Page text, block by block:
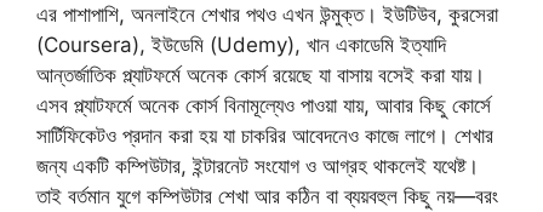
এর পাশাপাশি, অনলাইনে শেখার পথও এখন উন্মুক্ত। ইউটিউব, কুরসেরা
(Coursera), ইউডেমি (Udemy), খান একাডেমি ইত্যাদি
আন্তর্জাতিক প্ল্যাটফর্মে অনেক কোর্স রয়েছে যা বাসায় বসেই করা যায়।
এসব প্ল্যাটফর্মে অনেক কোর্স বিনামূল্যেও পাওয়া যায়, আবার কিছু কোর্সে
সার্টিফিকেটও প্রদান করা হয় যা চাকরির আবেদনেও কাজে লাগে। শেখার
জন্য একটি কম্পিউটার, ইন্টারনেট সংযোগ ও আগ্রহ থাকলেই যথেষ্ট।
তাই বর্তমান যুগে কম্পিউটার শেখা আর কঠিন বা ব্যয়বহুল কিছু নয়—বরং